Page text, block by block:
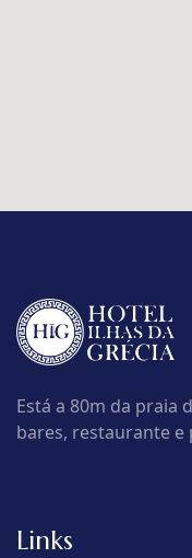
Está a 80m da praia
bares, restaurante
Links